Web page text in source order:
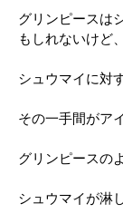
グリンピースは
もしれないけど
シュウマイに対
その一手間がア
グリンピースの
シュウマイが淋